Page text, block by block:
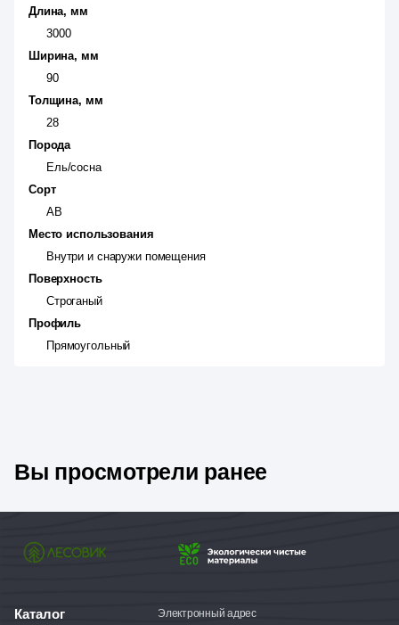
Длина, мм
3000
Ширина, мм
90
Толщина, мм
28
Порода
Ель/сосна
Сорт
АВ
Место использования
Внутри и снаружи помещения
Поверхность
Строганый
Профиль
Прямоугольный
Вы просмотрели ранее
Каталог Электронный адрес